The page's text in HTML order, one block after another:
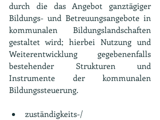
durch die das Angebot ganztägiger
Bildungs- und Betreuungsangebote in
kommunalen Bildungslandschaften
gestaltet wird; hierbei Nutzung und
Weiterentwicklung gegebenenfalls
bestehender Strukturen und
Instrumente der kommunalen
Bildungssteuerung.
zuständigkeits-/